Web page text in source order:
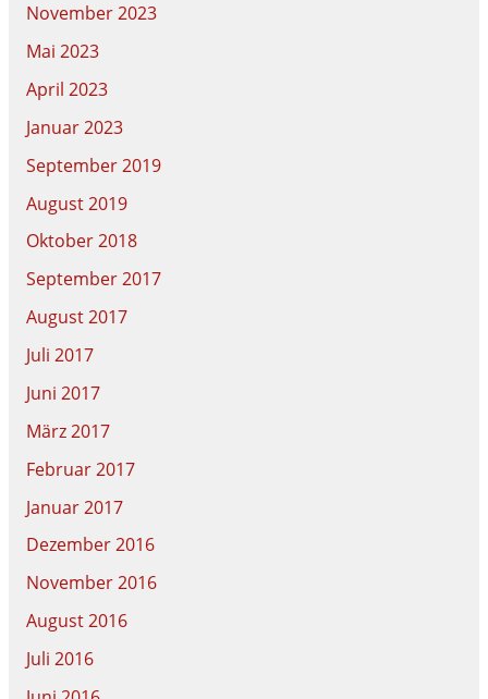
November 2023
Mai 2023
April 2023
Januar 2023
September 2019
August 2019
Oktober 2018
September 2017
August 2017
Juli 2017
Juni 2017
März 2017
Februar 2017
Januar 2017
Dezember 2016
November 2016
August 2016
Juli 2016